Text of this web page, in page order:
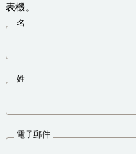
歡迎免費試用
新聞中心
表機。
名
姓
電子郵件